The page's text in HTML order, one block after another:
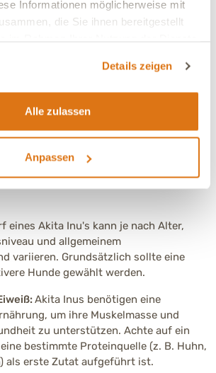
Informationen möglicherweise mit
die Sie ihnen bereitgestellt
Details zeigen
Alle zulassen
Anpassen
Bedürfnisse abgestimmt sind.
braucht ein Akita
eines Akita Inu's kann je nach Alter,
und allgemeinem
variieren. Grundsätzlich sollte eine
Hunde gewählt werden.
Akita Inus benötigen eine
um ihre Muskelmasse und
zu unterstützen. Achte auf ein
bestimmte Proteinquelle (z. B. Huhn,
als erste Zutat aufgeführt ist.